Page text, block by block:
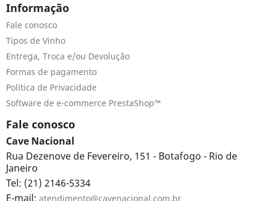
Informação
Fale conosco
Tipos de Vinho
Entrega, Troca e/ou Devolução
Formas de pagamento
Política de Privacidade
Software de e-commerce PrestaShop™
Fale conosco
Cave Nacional
Rua Dezenove de Fevereiro, 151 - Botafogo - Rio de
Janeiro
Tel: (21) 2146-5334
E-mail: atendimento@cavenacional.com.br